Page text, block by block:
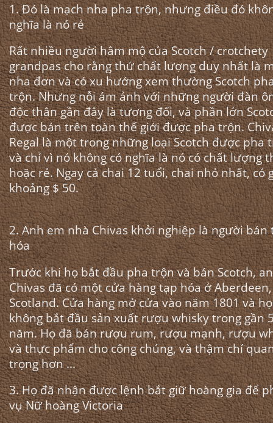
1. Đó là mạch nha pha trộn, nhưng điều đó
nghĩa là nó rẻ
Rất nhiều người hâm mộ của Scotch / crotchety
grandpas cho rằng thứ chất lượng duy nhất là
nha đơn và có xu hướng xem thường Scotch
trộn. Nhưng nỗi ám ảnh với những người đàn
độc thân gần đây là tương đối, và phần lớn
được bán trên toàn thế giới được pha trộn.
Regal là một trong những loại Scotch được pha
và chỉ vì nó không có nghĩa là nó có chất lượng
hoặc rẻ. Ngay cả chai 12 tuổi, chai nhỏ nhất, có
khoảng $ 50.
2. Anh em nhà Chivas khởi nghiệp là người bán
hóa
Trước khi họ bắt đầu pha trộn và bán Scotch,
Chivas đã có một cửa hàng tạp hóa ở Aberdeen,
Scotland. Cửa hàng mở cửa vào năm 1801 và
không bắt đầu sản xuất rượu whisky trong gần
năm. Họ đã bán rượu rum, rượu mạnh, rượu
và thực phẩm cho công chúng, và thậm chí
trọng hơn ...
3. Họ đã nhận được lệnh bắt giữ hoàng gia để
vụ Nữ hoàng Victoria